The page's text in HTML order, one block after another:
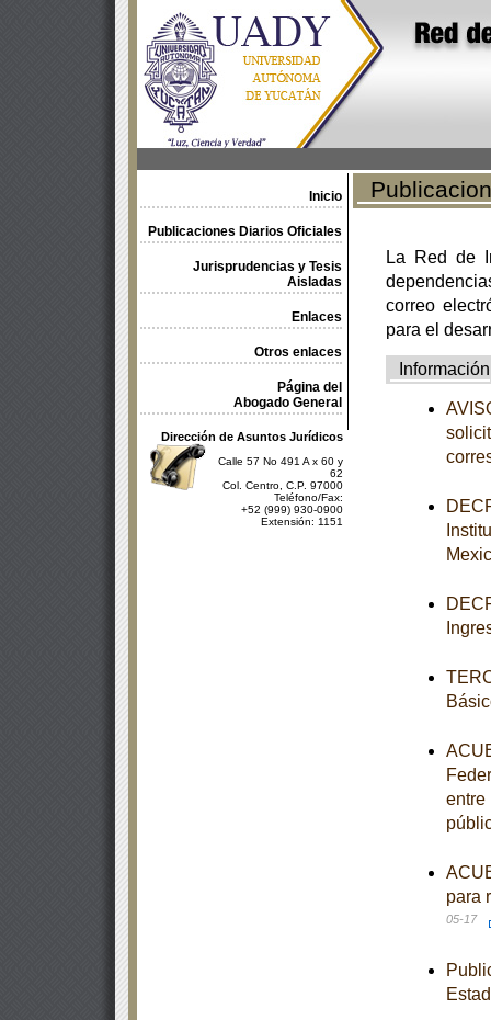
Inicio
Publicaciones Diarios Oficiales
Jurisprudencias y Tesis
Aisladas
Enlaces
Otros enlaces
Página del
Abogado General
Dirección de Asuntos Jurídicos
Calle 57 No 491 A x 60 y
62
Col. Centro, C.P. 97000
Teléfono/Fax:
+52 (999) 930-0900
Extensión: 1151
La Red de
correo
para el
Información
entre
para
05-17